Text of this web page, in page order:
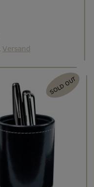
Versand
SOLD OUT